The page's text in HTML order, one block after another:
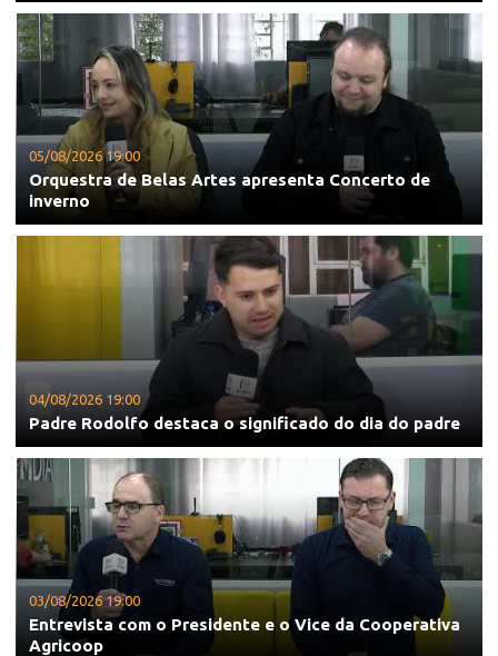
05/08/2026 19:00
Orquestra de Belas Artes apresenta Concerto de
inverno
04/08/2026 19:00
Padre Rodolfo destaca o significado do dia do padre
03/08/2026 19:00
Entrevista com o Presidente e o Vice da Cooperativa
Agricoop